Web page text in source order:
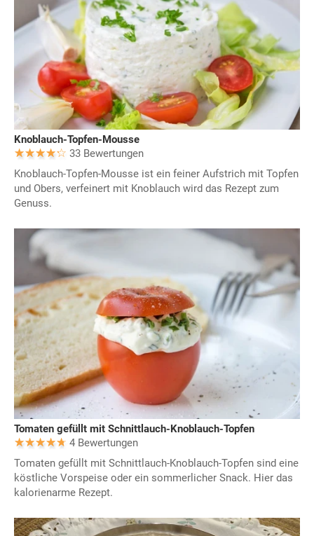
Knoblauch-Topfen-Mousse
33 Bewertungen
Knoblauch-Topfen-Mousse ist ein feiner Aufstrich mit Topfen
und Obers, verfeinert mit Knoblauch wird das Rezept zum
Genuss.
Tomaten gefüllt mit Schnittlauch-Knoblauch-Topfen
4 Bewertungen
Tomaten gefüllt mit Schnittlauch-Knoblauch-Topfen sind eine
köstliche Vorspeise oder ein sommerlicher Snack. Hier das
kalorienarme Rezept.